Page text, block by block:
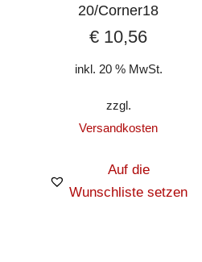
20/Corner18
€ 10,56
inkl. 20 % MwSt.
zzgl.
Versandkosten
Auf die
Wunschliste setzen